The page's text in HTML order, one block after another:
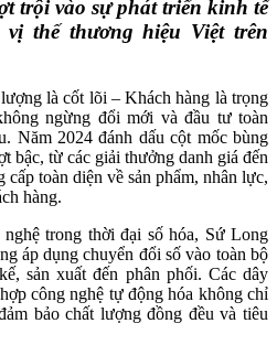
trội vào sự phát triển kinh tế
thế thương hiệu Việt trên
là cốt lõi – Khách hàng là trọng
ngừng đổi mới và đầu tư toàn
Năm 2024 đánh dấu cột mốc bùng
bậc, từ các giải thưởng danh giá đến
toàn diện về sản phẩm, nhân lực,
hàng.
trong thời đại số hóa, Sứ Long
áp dụng chuyển đổi số vào toàn bộ
sản xuất đến phân phối. Các dây
công nghệ tự động hóa không chỉ
bảo chất lượng đồng đều và tiêu